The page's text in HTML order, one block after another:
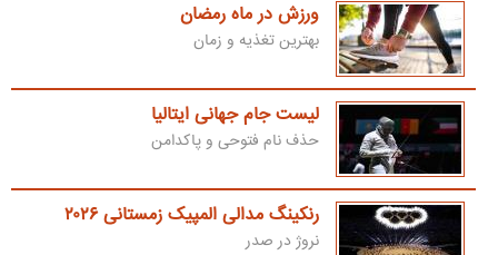
ورزش در ماه رمضان
بهترین تغذیه و زمان
لیست جام جهانی ایتالیا
حذف نام فتوحی و پاکدامن
رنکینگ مدالی المپیک زمستانی ۲۰۲۶
نروژ در صدر